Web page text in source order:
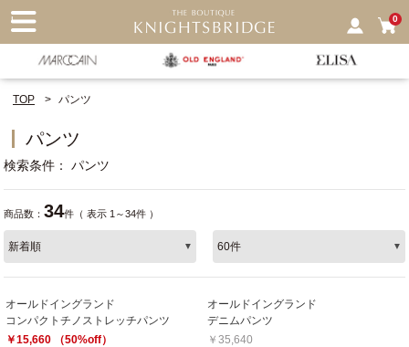
0
TOP パンツ
パンツ
検索条件 パンツ
商品数：34件（ 表示 1～34件 ）
オールドイングランド
コンパクトチノストレッチパンツ
￥15,660 （50%off）
オールドイングランド
デニムパンツ
￥35,640